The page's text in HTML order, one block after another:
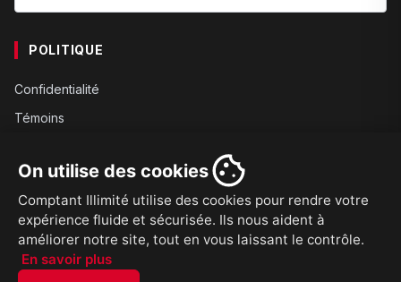
On utilise des cookies
Comptant Illimité utilise des cookies pour rendre votre
expérience fluide et sécurisée. Ils nous aident à
améliorer notre site, tout en vous laissant le contrôle.
En savoir plus
POLITIQUE
Confidentialité
Témoins
Conditions
Expédition
Retours